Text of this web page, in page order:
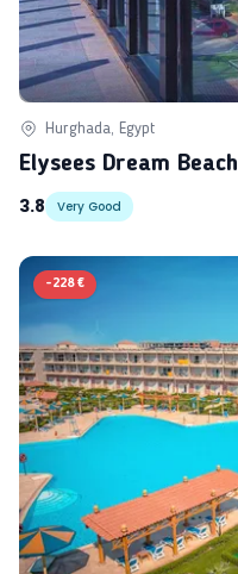
Hurghada, Egypt
Elysees Dream Beach
3.8
Very Good
-228 €